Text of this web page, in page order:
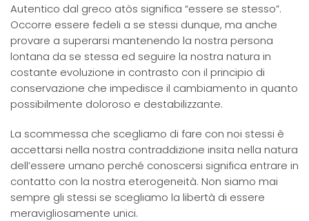
Autentico dal greco atòs significa “essere se stesso”.
Occorre essere fedeli a se stessi dunque, ma anche
provare a superarsi mantenendo la nostra persona
lontana da se stessa ed seguire la nostra natura in
costante evoluzione in contrasto con il principio di
conservazione che impedisce il cambiamento in quanto
possibilmente doloroso e destabilizzante.
La scommessa che scegliamo di fare con noi stessi è
accettarsi nella nostra contraddizione insita nella natura
dell’essere umano perché conoscersi significa entrare in
contatto con la nostra eterogeneità. Non siamo mai
sempre gli stessi se scegliamo la libertà di essere
meravigliosamente unici.